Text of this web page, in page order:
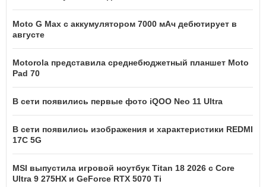
Moto G Max с аккумулятором 7000 мАч дебютирует в
августе
Motorola представила среднебюджетный планшет Moto
Pad 70
В сети появились первые фото iQOO Neo 11 Ultra
В сети появились изображения и характеристики REDMI
17C 5G
MSI выпустила игровой ноутбук Titan 18 2026 с Core
Ultra 9 275HX и GeForce RTX 5070 Ti